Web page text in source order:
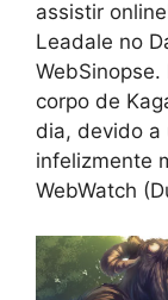
assistir
Leadale no
corpo de
dia, devido a
infelizmente
WebWatch